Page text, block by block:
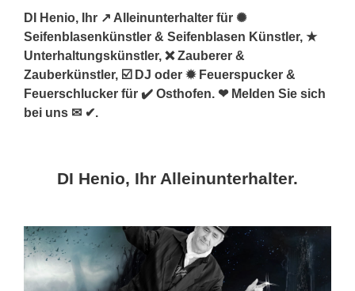
DI Henio, Ihr ↗️ Alleinunterhalter für ✺
Seifenblasenkünstler & Seifenblasen Künstler, ★
Unterhaltungskünstler, ❌ Zauberer &
Zauberkünstler, ☑️ DJ oder ✹ Feuerspucker &
Feuerschlucker für ✔️ Osthofen. ❤ Melden Sie sich
bei uns ✉ ✔.
DI Henio, Ihr Alleinunterhalter.